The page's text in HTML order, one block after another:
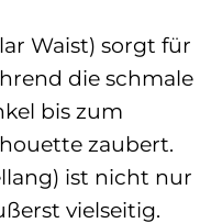
Waist) sorgt für
die schmale
bis zum
zaubert.
ist nicht nur
vielseitig.